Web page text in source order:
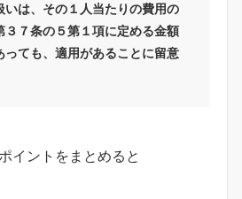
いは、その１人当たりの費用の
３７条の５第１項に定める金額
っても、適用があることに留意
イントをまとめると